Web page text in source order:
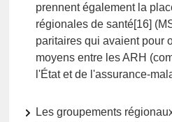
prennent également la
régionales de santé[16]
paritaires qui avaient pour
moyens entre les ARH
l'État et de l'assurance-
Les groupements